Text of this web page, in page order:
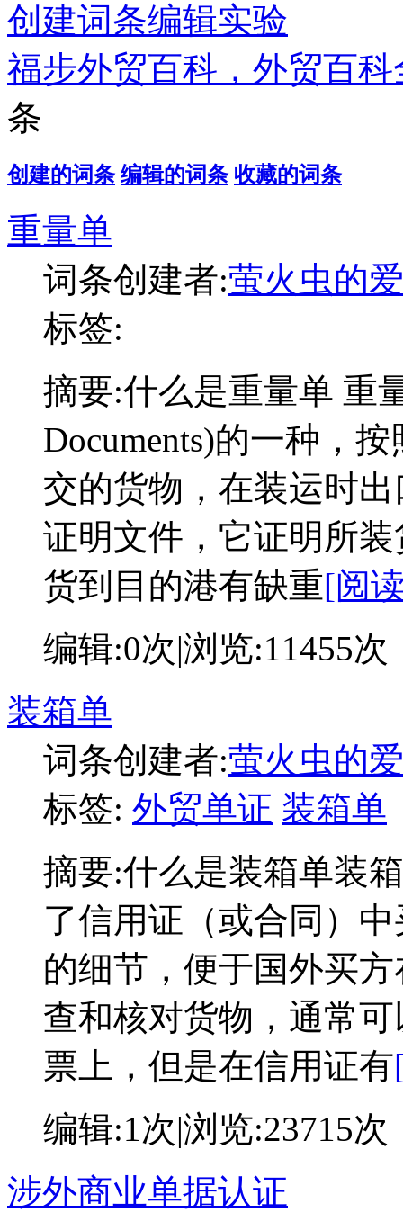
创建词条编辑实验
福步外贸百科，外贸百科
条
创建的词条 编辑的词条 收藏的词条
重量单
词条创建者:萤火虫的
标签:
摘要:什么是重量单 重
Documents)的一种，
交的货物，在装运时
证明文件，它证明所
货到目的港有缺重[阅
编辑:0次|浏览:11455次
装箱单
词条创建者:萤火虫的
标签: 外贸单证 装箱单
摘要:什么是装箱单装
了信用证（或合同）
的细节，便于国外买
查和核对货物，通常
票上，但是在信用证有
编辑:1次|浏览:23715次
涉外商业单据认证